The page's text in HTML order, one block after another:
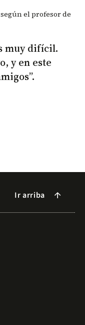
el profesor de
muy difícil.
y en este
Ir arriba arrow_forward